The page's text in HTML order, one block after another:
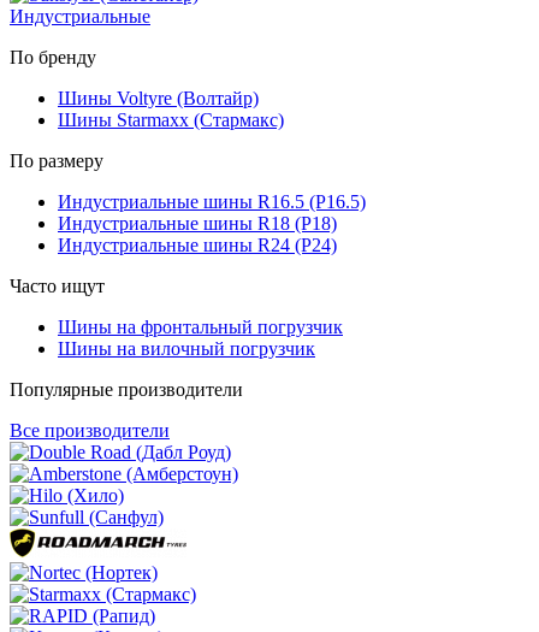
Индустриальные
По бренду
Шины Voltyre (Волтайр)
Шины Starmaxx (Стармакс)
По размеру
Индустриальные шины R16.5 (Р16.5)
Индустриальные шины R18 (Р18)
Индустриальные шины R24 (Р24)
Часто ищут
Шины на фронтальный погрузчик
Шины на вилочный погрузчик
Популярные производители
Все производители